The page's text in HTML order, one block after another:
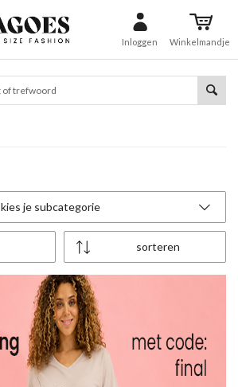
Inloggen Winkelmandje
kies je subcategorie
sorteren